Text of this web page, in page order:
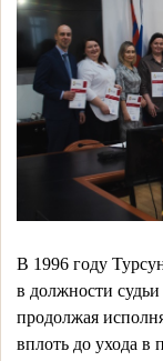
В 1996 году
в должности
продолжая
вплоть до ухода в